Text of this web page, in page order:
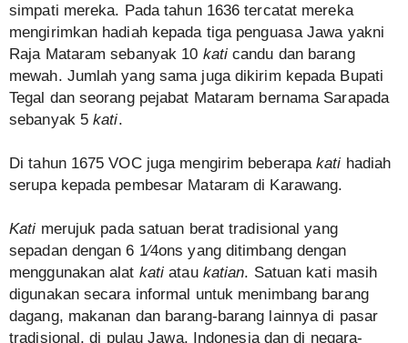
simpati mereka. Pada tahun 1636 tercatat mereka
mengirimkan hadiah kepada tiga penguasa Jawa yakni
Raja Mataram sebanyak 10 katicandu dan barang
mewah. Jumlah yang sama juga dikirim kepada Bupati
Tegal dan seorang pejabat Mataram bernama Sarapada
sebanyak 5kati.
Di tahun 1675 VOC juga mengirim beberapakati hadiah
serupa kepada pembesar Mataram di Karawang.
Kati merujuk pada satuan berat tradisional yang
sepadan dengan 6 1⁄4ons yang ditimbang dengan
menggunakan alat kati atau katian. Satuan kati masih
digunakan secara informal untuk menimbang barang
dagang, makanan dan barang-barang lainnya di pasar
tradisional, di pulau Jawa, Indonesia dan di negara-